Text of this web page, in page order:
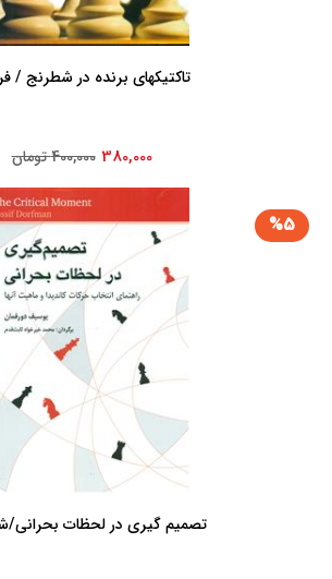
تاکتیکهای‏ برنده‏ در شطرنج‏ /
380,000 400,000 تومان
%5
تصمیم گیری در لحظات بحرانی/